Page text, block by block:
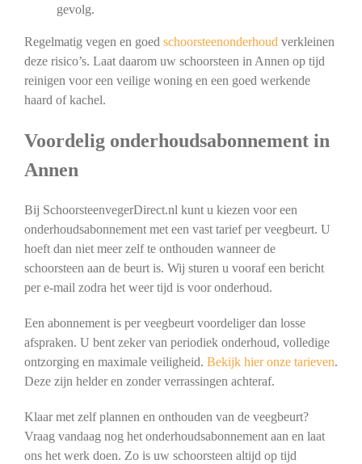
gevolg.
Regelmatig vegen en goed schoorsteenonderhoud verkleinen
deze risico’s. Laat daarom uw schoorsteen in Annen op tijd
reinigen voor een veilige woning en een goed werkende
haard of kachel.
Voordelig onderhoudsabonnement in
Annen
Bij SchoorsteenvegerDirect.nl kunt u kiezen voor een
onderhoudsabonnement met een vast tarief per veegbeurt. U
hoeft dan niet meer zelf te onthouden wanneer de
schoorsteen aan de beurt is. Wij sturen u vooraf een bericht
per e-mail zodra het weer tijd is voor onderhoud.
Een abonnement is per veegbeurt voordeliger dan losse
afspraken. U bent zeker van periodiek onderhoud, volledige
ontzorging en maximale veiligheid. Bekijk hier onze tarieven.
Deze zijn helder en zonder verrassingen achteraf.
Klaar met zelf plannen en onthouden van de veegbeurt?
Vraag vandaag nog het onderhoudsabonnement aan en laat
ons het werk doen. Zo is uw schoorsteen altijd op tijd